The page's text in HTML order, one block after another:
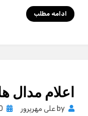
ادامه مطلب
اعلام مدال
by علی مهرپرور 30